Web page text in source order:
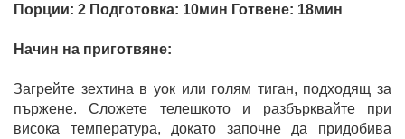
Порции: 2 Подготовка: 10мин Готвене: 18мин
Начин на приготвяне:
Загрейте зехтина в уок или голям тиган, подходящ за
пържене. Сложете телешкото и разбърквайте при
висока температура, докато започне да придобива